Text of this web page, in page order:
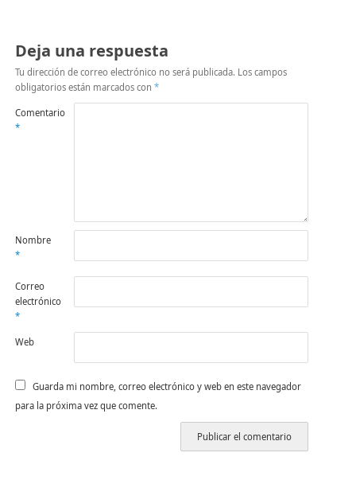
Deja una respuesta
Tu dirección de correo electrónico no será publicada. Los campos
obligatorios están marcados con *
Comentario
*
Nombre
*
Correo
electrónico
*
Web
Guarda mi nombre, correo electrónico y web en este navegador
para la próxima vez que comente.